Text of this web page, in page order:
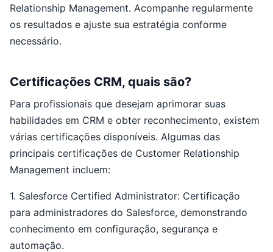
Relationship Management. Acompanhe regularmente
os resultados e ajuste sua estratégia conforme
necessário.
Certificações CRM, quais são?
Para profissionais que desejam aprimorar suas
habilidades em CRM e obter reconhecimento, existem
várias certificações disponíveis. Algumas das
principais certificações de Customer Relationship
Management incluem:
1. Salesforce Certified Administrator: Certificação
para administradores do Salesforce, demonstrando
conhecimento em configuração, segurança e
automação.